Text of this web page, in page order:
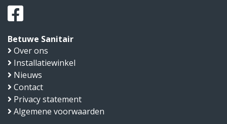
Betuwe Sanitair
Over ons
Installatiewinkel
Nieuws
Contact
Privacy statement
Algemene voorwaarden